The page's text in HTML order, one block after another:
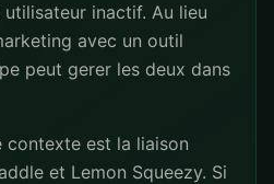
inactif. Au lieu
avec un outil
peut gerer les deux dans
est la liaison
et Lemon Squeezy. Si